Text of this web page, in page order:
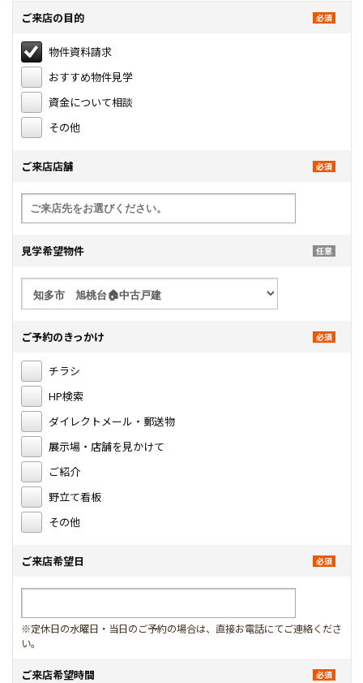
ご来店の目的
物件資料請求
おすすめ物件見学
資金について相談
その他
ご来店店舗
見学希望物件
ご予約のきっかけ
チラシ
HP検索
ダイレクトメール・郵送物
展示場・店舗を見かけて
ご紹介
野立て看板
その他
ご来店希望日
※定休日の水曜日・当日のご予約の場合は、直接お電話にてご連絡くださ
い。
ご来店希望時間